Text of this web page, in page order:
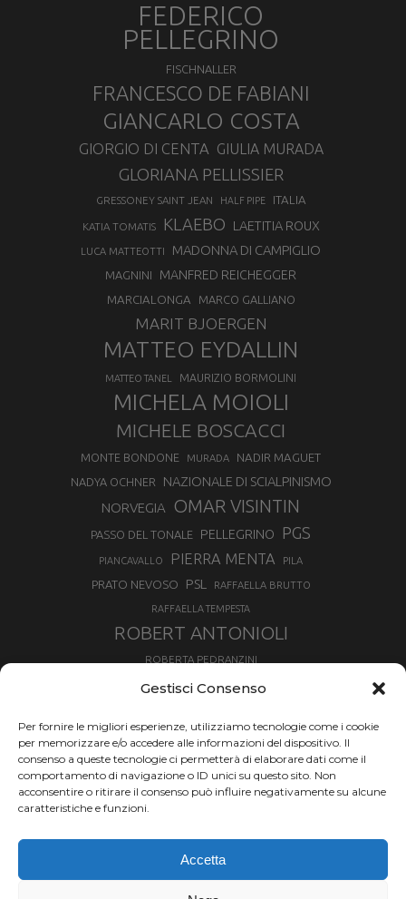
Gestisci Consenso
Per fornire le migliori esperienze, utilizziamo tecnologie come i cookie
per memorizzare e/o accedere alle informazioni del dispositivo. Il
consenso a queste tecnologie ci permetterà di elaborare dati come il
comportamento di navigazione o ID unici su questo sito. Non
acconsentire o ritirare il consenso può influire negativamente su alcune
caratteristiche e funzioni.
Accetta
FEDERICO
PELLEGRINO
FISCHNALLER
FRANCESCO DE FABIANI
GIANCARLO COSTA
GIORGIO DI CENTA GIULIA MURADA
GLORIANA PELLISSIER
GRESSONEY SAINT JEAN HALF PIPE ITALIA
KATIA TOMATIS KLAEBO LAETITIA ROUX
LUCA MATTEOTTI MADONNA DI CAMPIGLIO
MAGNINI MANFRED REICHEGGER
MARCIALONGA MARCO GALLIANO
MARIT BJOERGEN
MATTEO EYDALLIN
MATTEO TANEL MAURIZIO BORMOLINI
MICHELA MOIOLI
MICHELE BOSCACCI
MONTE BONDONE MURADA NADIR MAGUET
NADYA OCHNER
NAZIONALE DI SCIALPINISMO
NORVEGIA
OMAR VISINTIN
PASSO DEL TONALE PELLEGRINO PGS
PIANCAVALLO PIERRA MENTA PILA
PRATO NEVOSO PSL RAFFAELLA BRUTTO
RAFFAELLA TEMPESTA
ROBERT ANTONIOLI
ROBERTA PEDRANZINI
ROLAND FISCHNALLER
SIMONE DEROMEDIS SKIALPDEIPARCHI SKICROSS
SLOPESTYLE SNOWBOARD
SNOWBOARDCROSS SPRINT
THERESE JOHAUG
TRANSCAVALLO TROFEO MEZZALAMA
VAL DI FIEMME